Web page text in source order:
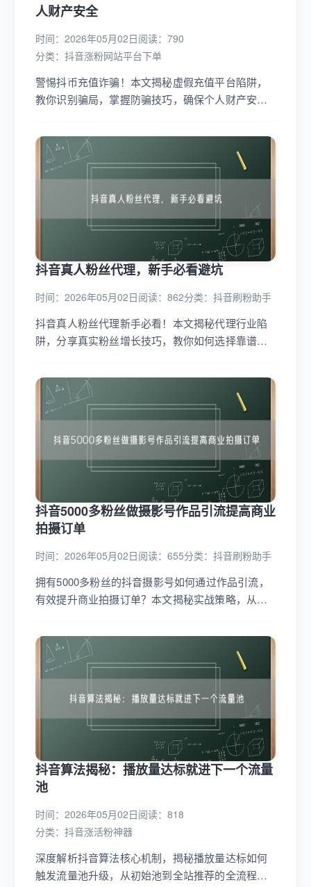
人财产安全
时间：2026年05月02日阅读：790
分类： 抖音涨粉网站平台下单
警惕抖币充值诈骗！本文揭秘虚假充值平台陷阱，
教你识别骗局，掌握防骗技巧，确保个人财产安
抖音真人粉丝代理，新手必看避坑
时间：2026年05月02日阅读：862分类： 抖音刷粉助手
抖音真人粉丝代理新手必看！本文揭秘代理行业陷
阱，分享真实粉丝增长技巧，教你如何选择靠谱代
力。...
抖音5000多粉丝做摄影号作品引流提高商业
拍摄订单
时间：2026年05月02日阅读：655分类： 抖音刷粉助手
拥有5000多粉丝的抖音摄影号如何通过作品引流，
有效提升商业拍摄订单？本文揭秘实战策略，从内
大摄影业务，吸引更多商业合作机会。...
抖音算法揭秘：播放量达标就进下一个流量
池
时间：2026年05月02日阅读：818
分类： 抖音涨活粉神器
深度解析抖音算法核心机制，揭秘播放量达标如何
触发流量池升级，从初始池到全站推荐的全流程详